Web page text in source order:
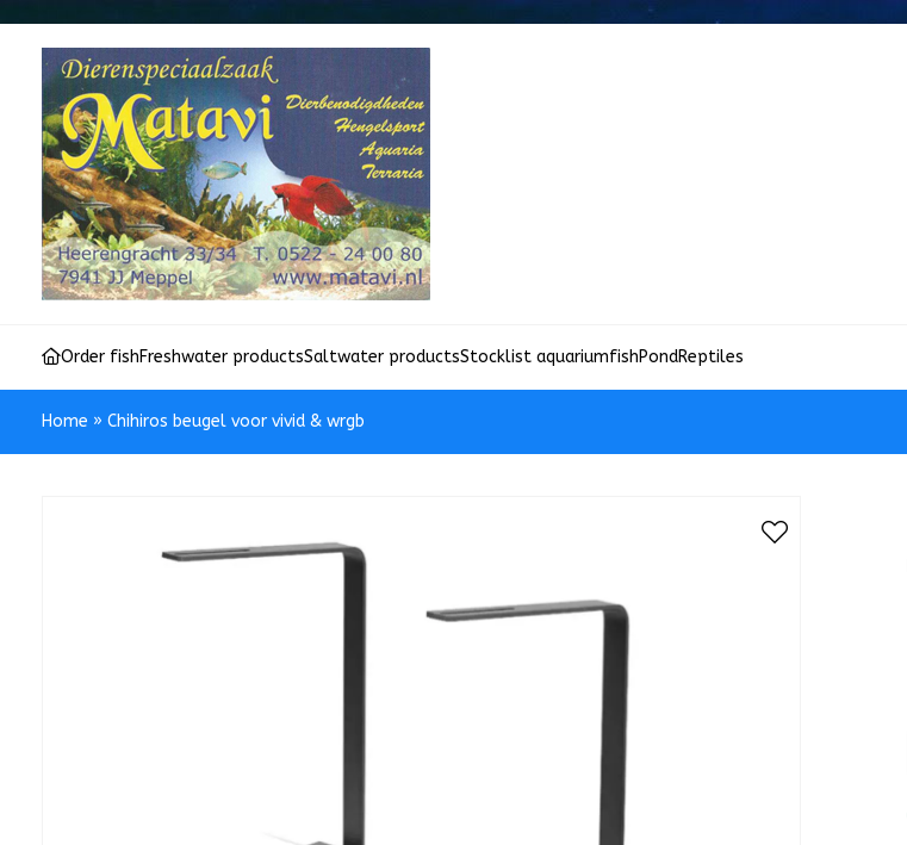
Order fishFreshwater productsSaltwater productsStocklist aquariumfishPondReptiles
Home » Chihiros beugel voor vivid & wrgb